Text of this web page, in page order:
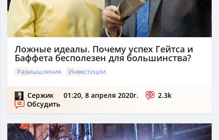
Ложные идеалы. Почему успех Гейтса и
Баффета бесполезен для большинства?
Размышления Инвестиции
Сержик 01:20, 8 апреля 2020г.
2.3k
Обсудить